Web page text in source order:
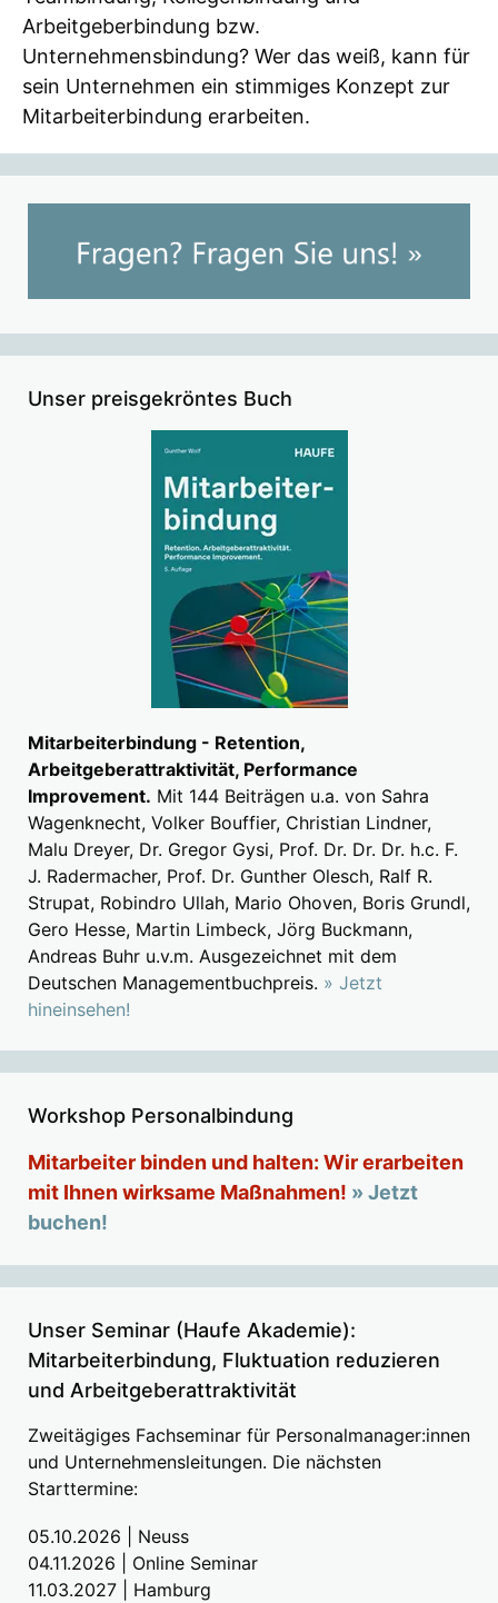
Arbeitgeberbindung bzw.
Unternehmensbindung? Wer das weiß, kann für
sein Unternehmen ein stimmiges Konzept zur
Mitarbeiterbindung erarbeiten.
Unser preisgekröntes Buch
Mitarbeiterbindung - Retention,
Arbeitgeberattraktivität, Performance
Improvement. Mit 144 Beiträgen u.a. von Sahra
Wagenknecht, Volker Bouffier, Christian Lindner,
Malu Dreyer, Dr. Gregor Gysi, Prof. Dr. Dr. Dr. h.c. F.
J. Radermacher, Prof. Dr. Gunther Olesch, Ralf R.
Strupat, Robindro Ullah, Mario Ohoven, Boris Grundl,
Gero Hesse, Martin Limbeck, Jörg Buckmann,
Andreas Buhr u.v.m. Ausgezeichnet mit dem
Deutschen Managementbuchpreis. » Jetzt
hineinsehen!
Workshop Personalbindung
Mitarbeiter binden und halten: Wir erarbeiten
mit Ihnen wirksame Maßnahmen! » Jetzt
buchen!
Unser Seminar (Haufe Akademie):
Mitarbeiterbindung, Fluktuation reduzieren
und Arbeitgeberattraktivität
Zweitägiges Fachseminar für Personalmanager:innen
und Unternehmensleitungen. Die nächsten
Starttermine:
05.10.2026 | Neuss
04.11.2026 | Online Seminar
11.03.2027 | Hamburg